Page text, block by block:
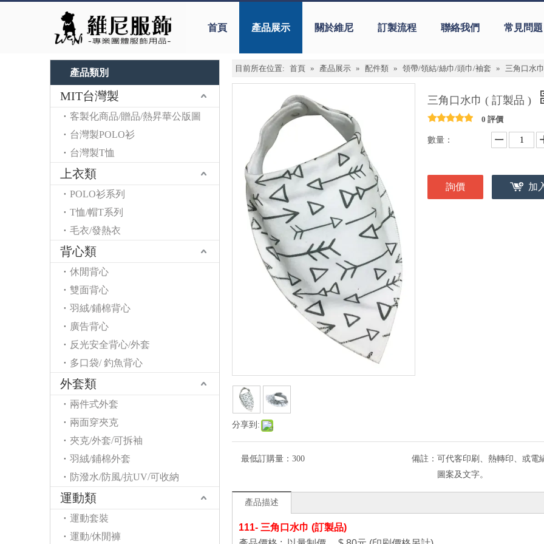
首頁 產品展示 關於維尼 訂製流程 聯絡我們 常見問題
產品類別
MIT台灣製
客製化商品/贈品/熱昇華公版圖
台灣製POLO衫
台灣製T恤
上衣類
POLO衫系列
T恤/帽T系列
毛衣/發熱衣
背心類
休閒背心
雙面背心
羽絨/鋪棉背心
廣告背心
反光安全背心/外套
多口袋/ 釣魚背心
外套類
兩件式外套
兩面穿夾克
夾克/外套/可拆袖
羽絨/鋪棉外套
防潑水/防風/抗UV/可收納
運動類
運動套裝
運動/休閒褲
目前所在位置: 首頁 » 產品展示 » 配件類 » 領帶/領結/絲巾/頭巾/袖套 » 三角口水
分享到:
三角口水巾 ( 訂製品 )
0 評價
數量：
詢價 加
最低訂購量： 300 備註： 可代客印刷、熱轉印、或電
圖案及文字。
產品描述
111- 三角口水巾 (訂製品)